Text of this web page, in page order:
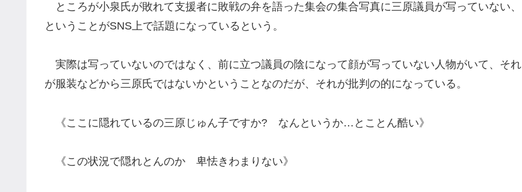
ところが小泉氏が敗れて支援者に敗戦の弁を語った集会の集合写真に三原議員が写っていない、
ということがSNS上で話題になっているという。
実際は写っていないのではなく、前に立つ議員の陰になって顔が写っていない人物がいて、それ
が服装などから三原氏ではないかということなのだが、それが批判の的になっている。
《ここに隠れているの三原じゅん子ですか? なんというか…とことん酷い》
《この状況で隠れとんのか 卑怯きわまりない》